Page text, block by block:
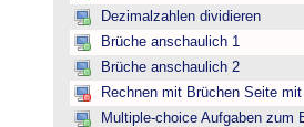
Dezimalzahlen dividieren
Brüche anschaulich 1
Brüche anschaulich 2
Rechnen mit Brüchen Seite
Multiple-choice Aufgaben zum